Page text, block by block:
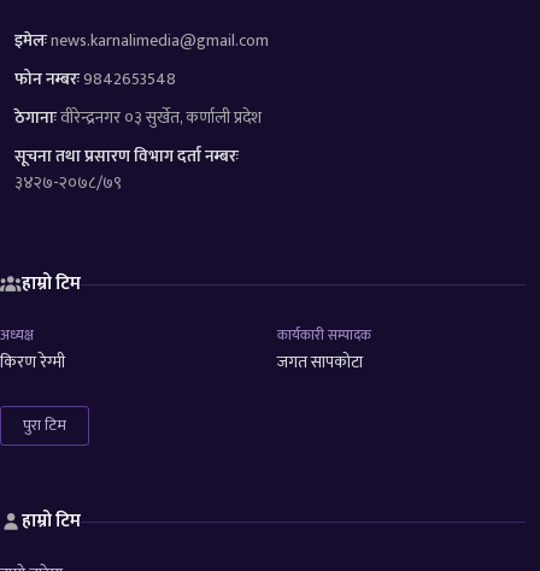
इमेलःnews.karnalimedia@gmail.com
फोन नम्बरः9842653548
ठेगानाःवीरेन्द्रनगर ०३ सुर्खेत, कर्णाली प्रदेश
सूचना तथा प्रसारण विभाग दर्ता नम्बरः
३४२७-२०७८/७९
हाम्रो टिम
अध्यक्ष
किरण रेग्मी
कार्यकारी सम्पादक
जगत सापकोटा
पुरा टिम
हाम्रो टिम